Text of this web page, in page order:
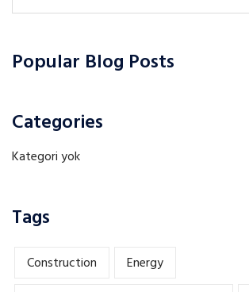
Popular Blog Posts
Categories
Kategori yok
Tags
Construction
Energy